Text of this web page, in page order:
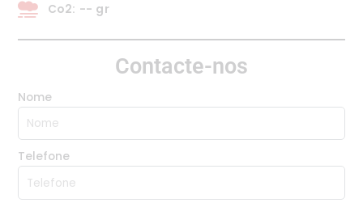
Co2: -- gr
Contacte-nos
Nome
Telefone